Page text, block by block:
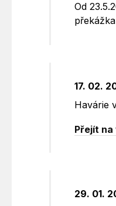
Od
17. 02.
Havárie
Přejít
29. 01.